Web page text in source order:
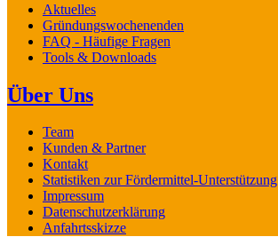
Aktuelles
Gründungswochenenden
FAQ - Häufige Fragen
Tools & Downloads
Über Uns
Team
Kunden & Partner
Kontakt
Statistiken zur Fördermittel-Unterstützung
Impressum
Datenschutzerklärung
Anfahrtsskizze